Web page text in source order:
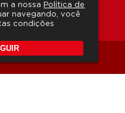
direitos reservados.
a nossa Política de
navegando, você
condições